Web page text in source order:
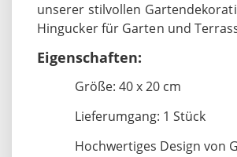
unserer stilvollen
Hingucker für Garten und
Eigenschaften:
Größe: 40 x 20 cm
Lieferumgang: 1 Stück
Hochwertiges Design von